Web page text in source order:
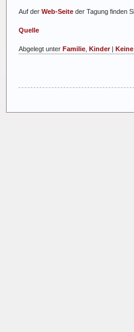
Auf der Web-Seite der Tagung finden
Quelle
Abgelegt unter Familie Kinder|